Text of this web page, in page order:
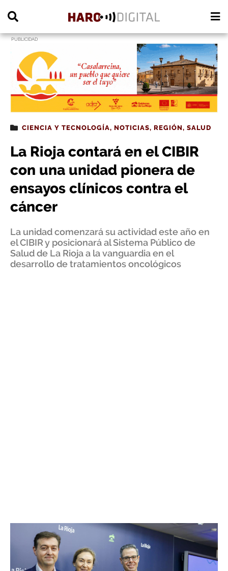
PUBLICIDAD
CIENCIA Y TECNOLOGÍA, NOTICIAS, REGIÓN, SALUD
La Rioja contará en el CIBIR
con una unidad pionera de
ensayos clínicos contra el
cáncer
La unidad comenzará su actividad este año en
el CIBIR y posicionará al Sistema Público de
Salud de La Rioja a la vanguardia en el
desarrollo de tratamientos oncológicos